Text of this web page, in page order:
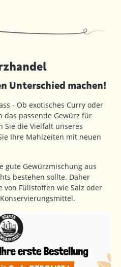
Unterschied machen!
- Ob exotisches Curry oder
das passende Gewürz für
Sie die Vielfalt unseres
Ihre Mahlzeiten mit neuen
gute Gewürzmischung aus
bestehen sollte. Daher
Füllstoffen wie Salz oder